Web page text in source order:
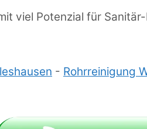
viel Potenzial für
- Rohrreinigung